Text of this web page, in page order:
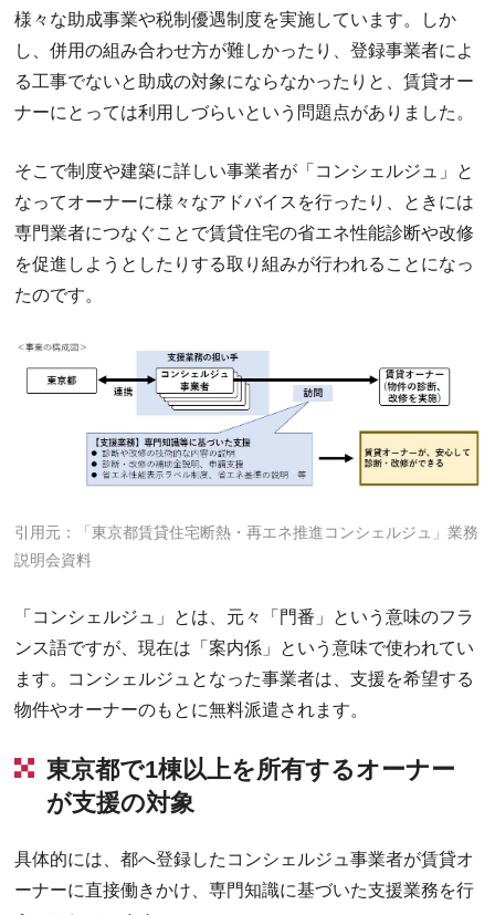
様々な助成事業や税制優遇制度を実施しています。しか
し、併用の組み合わせ方が難しかったり、登録事業者によ
る工事でないと助成の対象にならなかったりと、賃貸オー
ナーにとっては利用しづらいという問題点がありました。
そこで制度や建築に詳しい事業者が「コンシェルジュ」と
なってオーナーに様々なアドバイスを行ったり、ときには
専門業者につなぐことで賃貸住宅の省エネ性能診断や改修
を促進しようとしたりする取り組みが行われることになっ
たのです。
引用元：「東京都賃貸住宅断熱・再エネ推進コンシェルジュ」業務
説明会資料
「コンシェルジュ」とは、元々「門番」という意味のフラ
ンス語ですが、現在は「案内係」という意味で使われてい
ます。コンシェルジュとなった事業者は、支援を希望する
物件やオーナーのもとに無料派遣されます。
東京都で1棟以上を所有するオーナー
が支援の対象
具体的には、都へ登録したコンシェルジュ事業者が賃貸オ
ーナーに直接働きかけ、専門知識に基づいた支援業務を行